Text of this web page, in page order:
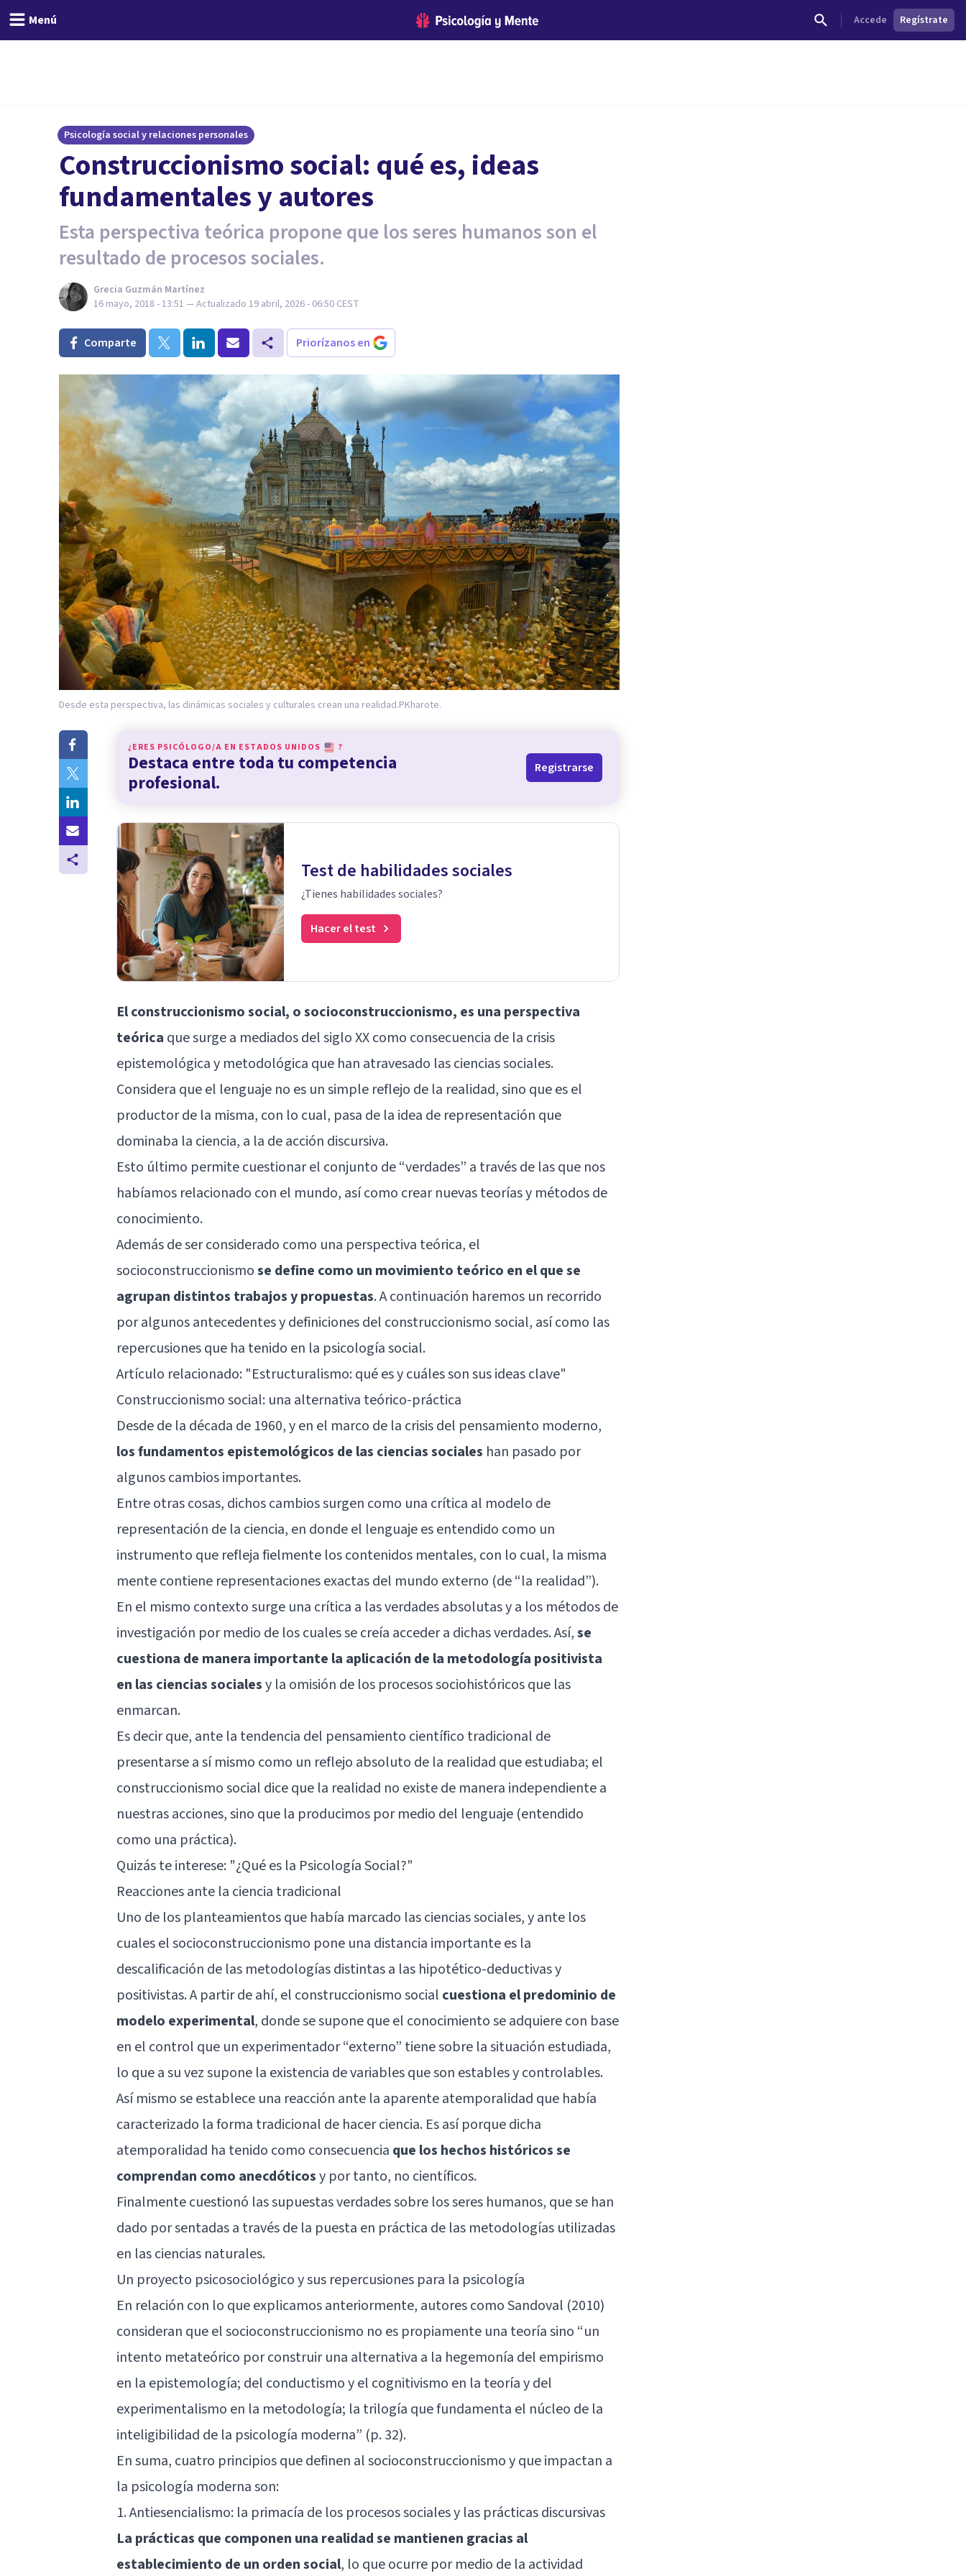
Menú Accede Regístrate
Psicología social y relaciones personales
Construccionismo social: qué es, ideas
fundamentales y autores
Esta perspectiva teórica propone que los seres humanos son el
resultado de procesos sociales.
Grecia Guzmán Martínez
16 mayo, 2018 - 13:51 — Actualizado 19 abril, 2026 - 06:50 CEST
Comparte Priorízanos en
Desde esta perspectiva, las dinámicas sociales y culturales crean una realidad.PKharote.
¿ERES PSICÓLOGO/A EN ESTADOS UNIDOS ?
Destaca entre toda tu competencia
profesional.
Registrarse
Test de habilidades sociales
¿Tienes habilidades sociales?
Hacer el test
El construccionismo social, o socioconstruccionismo, es una perspectiva
teórica que surge a mediados del siglo XX como consecuencia de la crisis
epistemológica y metodológica que han atravesado las ciencias sociales.
Considera que el lenguaje no es un simple reflejo de la realidad, sino que es el
productor de la misma, con lo cual, pasa de la idea de representación que
dominaba la ciencia, a la de acción discursiva.
Esto último permite cuestionar el conjunto de “verdades” a través de las que nos
habíamos relacionado con el mundo, así como crear nuevas teorías y métodos de
conocimiento.
Además de ser considerado como una perspectiva teórica, el
socioconstruccionismose define como un movimiento teórico en el que se
agrupan distintos trabajos y propuestas. A continuación haremos un recorrido
por algunos antecedentes y definiciones del construccionismo social, así como las
repercusiones que ha tenido en la psicología social.
Artículo relacionado: "Estructuralismo: qué es y cuáles son sus ideas clave"
Construccionismo social: una alternativa teórico-práctica
Desde de la década de 1960, y en el marco de la crisis del pensamiento moderno,
los fundamentos epistemológicos de las ciencias sociales han pasado por
algunos cambios importantes.
Entre otras cosas, dichos cambios surgen como una crítica al modelo de
representación de la ciencia, en donde el lenguaje es entendido como un
instrumento que refleja fielmente los contenidos mentales, con lo cual, la misma
mente contiene representaciones exactas del mundo externo (de “la realidad”).
En el mismo contexto surge una crítica a las verdades absolutas y a los métodos de
investigación por medio de los cuales se creía acceder a dichas verdades. Así,se
cuestiona de manera importante la aplicación de la metodología positivista
en las ciencias socialesy la omisión de los procesos sociohistóricos que las
enmarcan.
Es decir que, ante la tendencia del pensamiento científico tradicional de
presentarse a sí mismo como un reflejo absoluto de la realidad que estudiaba; el
construccionismo social dice que la realidad no existe de manera independiente a
nuestras acciones, sino que la producimos por medio del lenguaje (entendido
como una práctica).
Quizás te interese: "¿Qué es la Psicología Social?"
Reacciones ante la ciencia tradicional
Uno de los planteamientos que había marcado las ciencias sociales, y ante los
cuales el socioconstruccionismo pone una distancia importante es la
descalificación de las metodologías distintas a las hipotético-deductivas y
positivistas. A partir de ahí, el construccionismo social cuestiona el predominio de
modelo experimental, donde se supone que el conocimiento se adquiere con base
en el control que un experimentador “externo” tiene sobre la situación estudiada,
lo que a su vez supone la existencia de variables que son estables y controlables.
Así mismo se establece una reacción ante la aparente atemporalidad que había
caracterizado la forma tradicional de hacer ciencia. Es así porque dicha
atemporalidad ha tenido como consecuencia que los hechos históricos se
comprendan como anecdóticosy por tanto, no científicos.
Finalmente cuestionó las supuestas verdades sobre los seres humanos, que se han
dado por sentadas a través de la puesta en práctica de las metodologías utilizadas
en las ciencias naturales.
Un proyecto psicosociológico y sus repercusiones para la psicología
En relación con lo que explicamos anteriormente, autores como Sandoval (2010)
consideran que el socioconstruccionismo no es propiamente una teoría sino “un
intento metateórico por construir una alternativa a la hegemonía del empirismo
en la epistemología; del conductismo y el cognitivismo en la teoría y del
experimentalismo en la metodología; la trilogía que fundamenta el núcleo de la
inteligibilidad de la psicología moderna” (p. 32).
En suma, cuatro principios que definen al socioconstruccionismo y que impactan a
la psicología moderna son:
1. Antiesencialismo: la primacía de los procesos sociales y las prácticas discursivas
La prácticas que componen una realidad se mantienen gracias al
establecimiento de un orden social, lo que ocurre por medio de la actividad